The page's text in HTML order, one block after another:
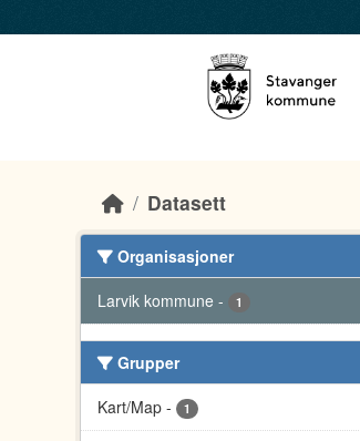
Datasett
Organisasjoner
Larvik kommune - 1
Grupper
Kart/Map - 1